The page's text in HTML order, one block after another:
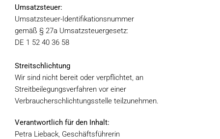
Umsatzsteuer:
Umsatzsteuer-Identifikationsnummer
gemäß § 27a Umsatzsteuergesetz:
DE 1 52 40 36 58
Streitschlichtung
Wir sind nicht bereit oder verpflichtet, an
Streitbeilegungsverfahren vor einer
Verbraucherschlichtungsstelle teilzunehmen.
Verantwortlich für den Inhalt:
Petra Lieback, Geschäftsführerin